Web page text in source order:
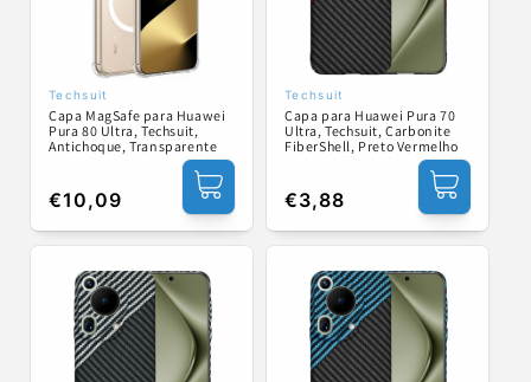
Fornecedor:
Techsuit
Capa MagSafe para Huawei
Pura 80 Ultra, Techsuit,
Antichoque, Transparente
Preço
normal
€10,09
Fornecedor:
Techsuit
Capa para Huawei Pura 70
Ultra, Techsuit, Carbonite
FiberShell, Preto Vermelho
Preço
normal
€3,88